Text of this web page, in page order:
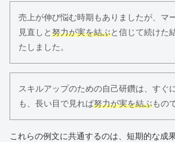
売上が伸び悩む時期もありましたが、マ
見直しと努力が実を結ぶと信じて続けた
たしました。
スキルアップのための自己研鑽は、すぐ
も、長い目で見れば努力が実を結ぶもの
これらの例文に共通するのは、短期的な成